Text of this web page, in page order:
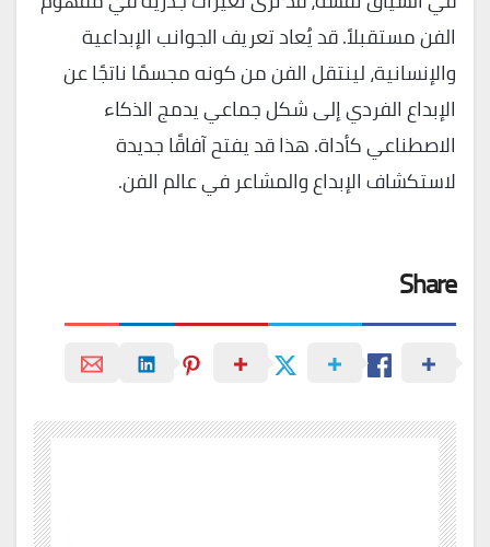
الفن مستقبلاً. قد يُعاد تعريف الجوانب الإبداعية
والإنسانية، لينتقل الفن من كونه مجسمًا ناتجًا عن
الإبداع الفردي إلى شكل جماعي يدمج الذكاء
الاصطناعي كأداة. هذا قد يفتح آفاقًا جديدة
لاستكشاف الإبداع والمشاعر في عالم الفن.
Share